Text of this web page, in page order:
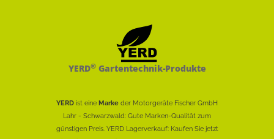
YERD®Gartentechnik-Produkte
YERD ist eine Marke der Motorgeräte Fischer GmbH
Lahr - Schwarzwald: Gute Marken-Qualität zum
günstigen Preis. YERD Lagerverkauf: Kaufen Sie jetzt